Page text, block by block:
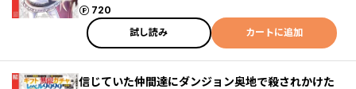
720
ポイント
試し読み
カートに追加
信じていた仲間達にダンジョン奥地で殺されかけた